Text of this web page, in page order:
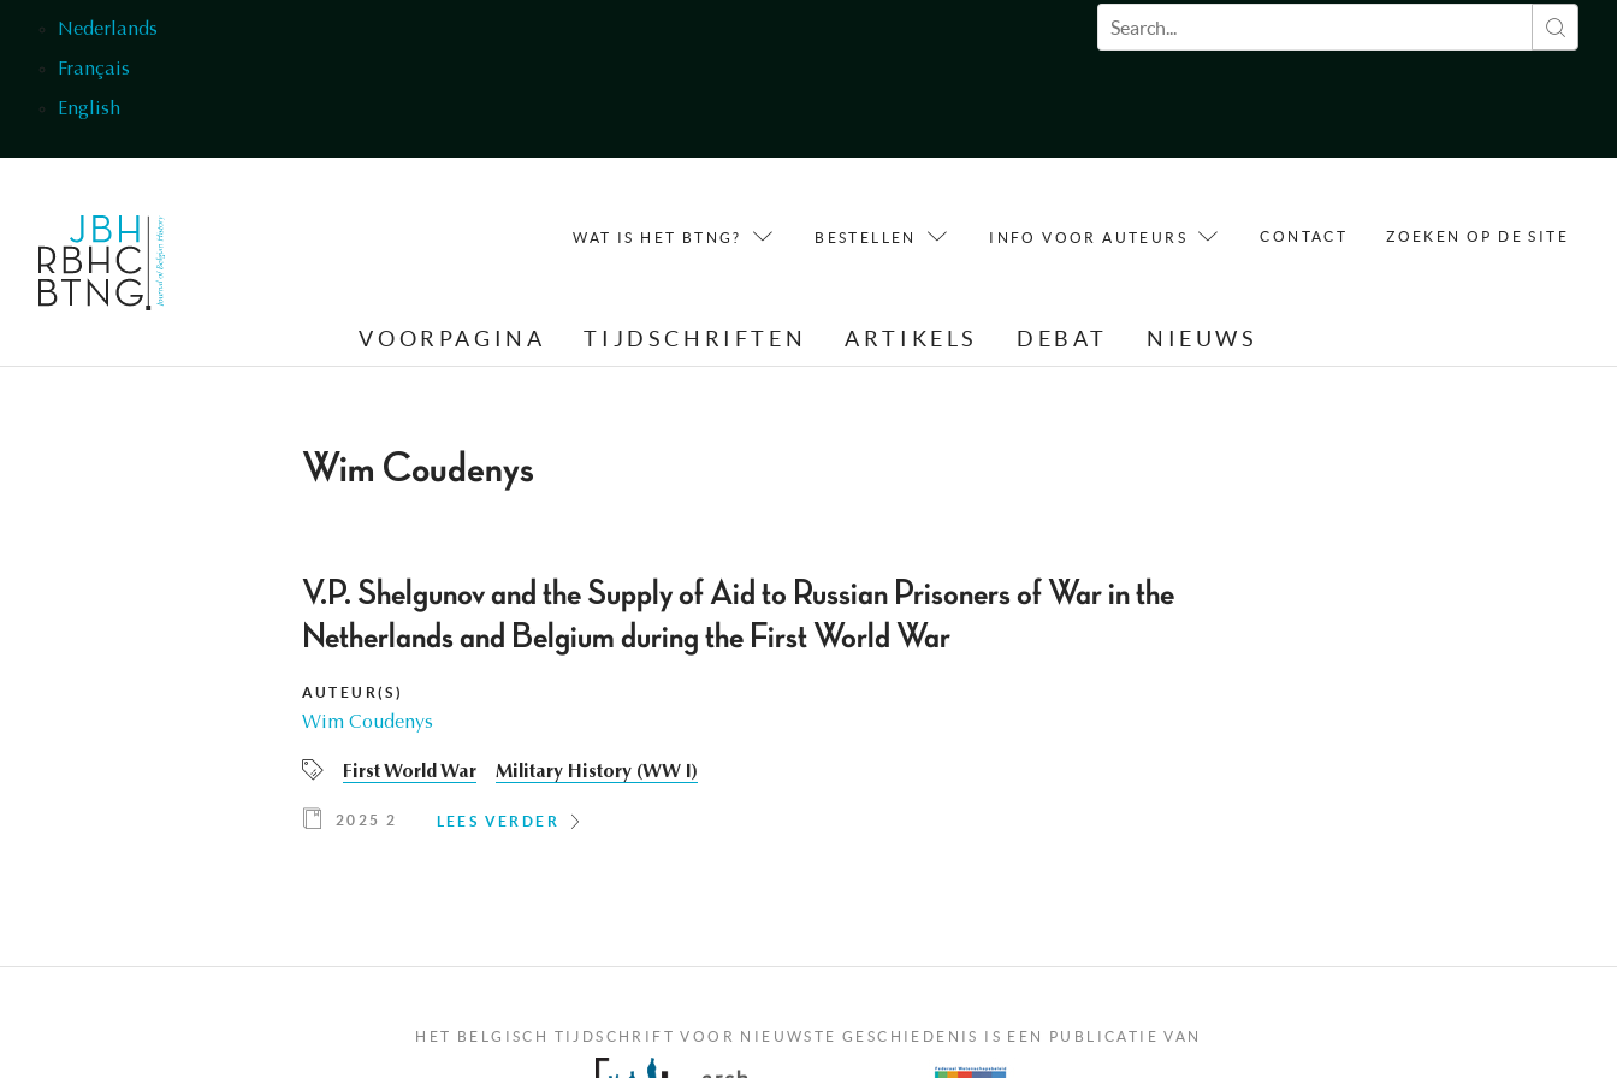
Nederlands
Français
English
Zoekveld
WAT IS HET BTNG? BESTELLEN INFO VOOR AUTEURS CONTACT ZOEKEN OP DE SITE
VOORPAGINA TIJDSCHRIFTEN ARTIKELS DEBAT NIEUWS
Wim Coudenys
V.P. Shelgunov and the Supply of Aid to Russian Prisoners of War in the
Netherlands and Belgium during the First World War
AUTEUR(S)
Wim Coudenys
First World War Military History (WW I)
2025 2 LEES VERDER
HET BELGISCH TIJDSCHRIFT VOOR NIEUWSTE GESCHIEDENIS IS EEN PUBLICATIE VAN